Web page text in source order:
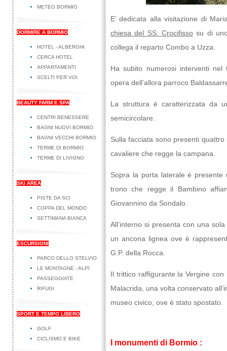
E’ dedicata alla visitazione di
chiesa del SS. Crocifissosu di uno
collega il reparto Combo a Uzza.
Ha subito numerosi interventi
opera dell’allora parroco
La struttura è caratterizzata da
semicircolare.
Sulla facciata sono presenti
cavaliere che regge la campana.
Sopra la porta laterale è
trono che regge il Bambino
Giovannino da Sondalo.
All’interno si presenta con una
un ancona lignea ove è
G.P. della Rocca.
Il trittico raffigurante la Vergine
Malacrida, una volta conservato
museo civico, ove è stato spostato.
I monumenti di Bormio :
METEO BORMIO
DORMIRE A BORMIO
HOTEL - ALBERGHI
CERCA HOTEL
APPARTAMENTI
SCELTI PER VOI
BEAUTY FARM E SPA
CENTRI BENESSERE
BAGNI NUOVI BORMIO
BAGNI VECCHI BORMIO
TERME DI BORMIO
TERME DI LIVIGNO
SKI AREA
PISTE DA SCI
COPPA DEL MONDO
SETTIMANA BIANCA
ESCURSIONI
PARCO DELLO STELVIO
LE MONTAGNE - ALPI
PASSEGGIATE
RIFUGI
SPORT E TEMPO LIBERO
GOLF
CICLISMO E BIKE